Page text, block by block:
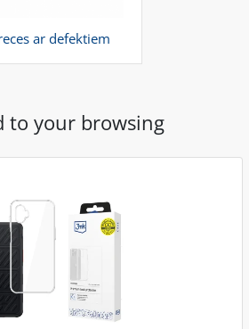
ar defektiem
to your browsing